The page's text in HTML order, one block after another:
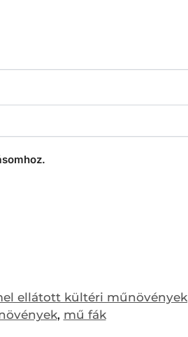
ellátott kültéri műnövények
, mű fák